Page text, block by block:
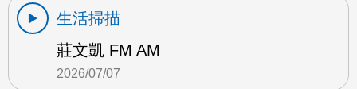
生活掃描
莊文凱 FM AM
2026/07/07